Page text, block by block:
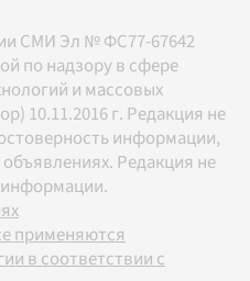
СМИ Эл № ФС77-67642
по надзору в сфере
и массовых
10.11.2016 г. Редакция не
информации,
Редакция не
применяются
в соответствии с